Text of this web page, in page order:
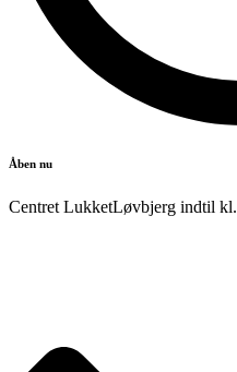
Åben nu
Centret LukketLøvbjerg indtil kl.